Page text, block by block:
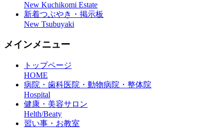
New Kuchikomi Estate
新着つぶやき・掲示板
New Tsubuyaki
メインメニュー
トップページ
HOME
病院・歯科医院・動物病院・整体院
Hospital
健康・美容サロン
Helth/Beaty
習い事・お教室